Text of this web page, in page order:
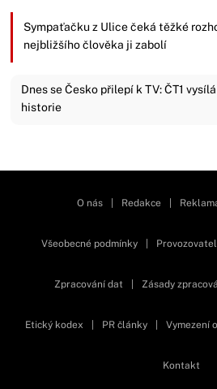
Sympaťačku z Ulice čeká těžké
nejbližšího člověka ji zabolí
Dnes se Česko přilepí k TV: ČT1
historie
O nás Redakce
Všeobecné podmínky
Zpracování dat Zásady
Etický kodex PR články Vymezení
Kontakt